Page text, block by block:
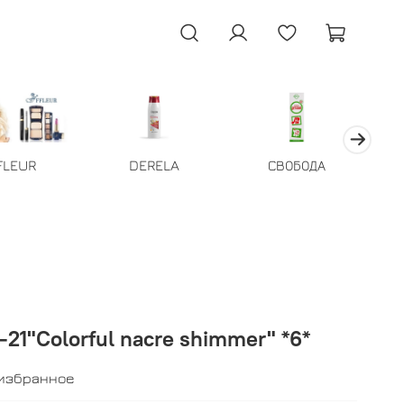
DERELA СВОБОДА
21"Colorful nacre shimmer" *6*